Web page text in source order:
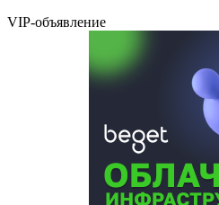
VIP-объявление